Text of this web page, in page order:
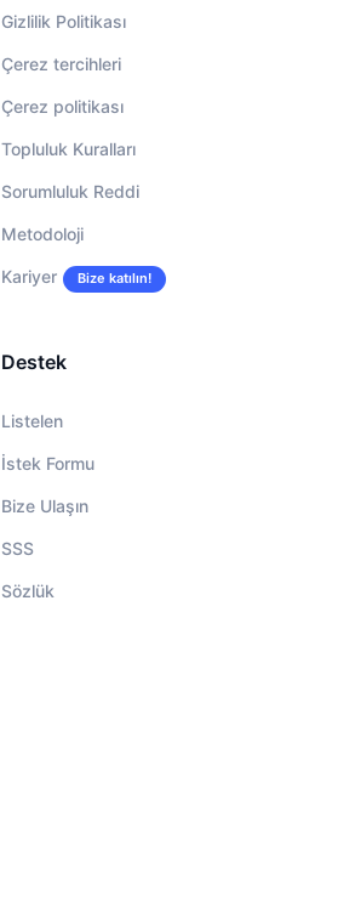
Gizlilik Politikası
Çerez tercihleri
Çerez politikası
Topluluk Kuralları
Sorumluluk Reddi
Metodoloji
Kariyer Bize katılın!
Destek
Listelen
İstek Formu
Bize Ulaşın
SSS
Sözlük